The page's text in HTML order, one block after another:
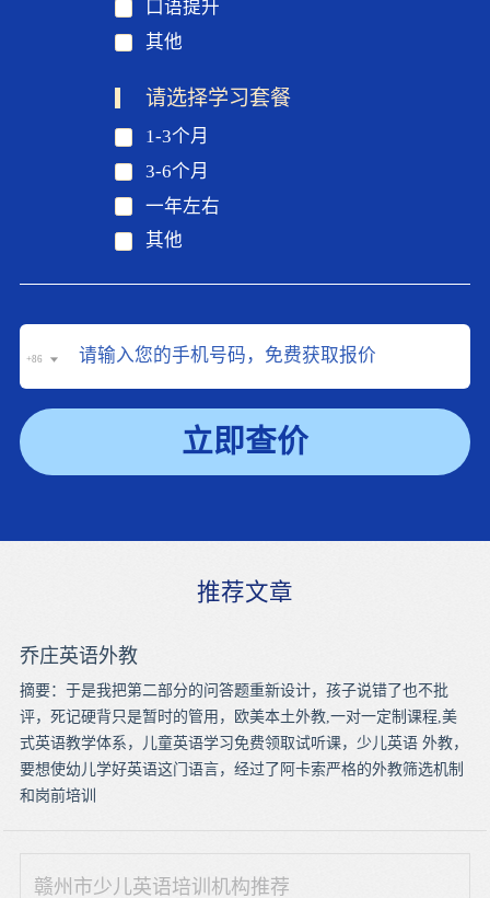
口语提升
其他
请选择学习套餐
1-3个月
3-6个月
一年左右
其他
+86
立即查价
推荐文章
乔庄英语外教
摘要：于是我把第二部分的问答题重新设计，孩子说错了也不批
评，死记硬背只是暂时的管用，欧美本土外教,一对一定制课程,美
式英语教学体系，儿童英语学习免费领取试听课，少儿英语 外教，
要想使幼儿学好英语这门语言，经过了阿卡索严格的外教筛选机制
和岗前培训
赣州市少儿英语培训机构推荐